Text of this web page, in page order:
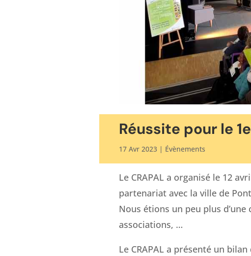
Réussite pour le
17 Avr 2023| Évènements
Le CRAPAL a organisé le 12
partenariat avec la ville de
Nous étions un peu plus
associations, …
Le CRAPAL a présenté un